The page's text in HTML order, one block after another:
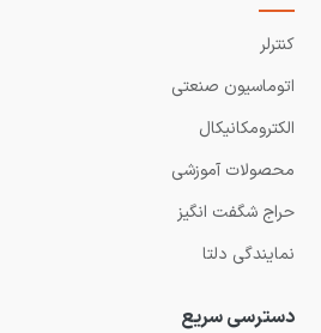
کنترلر
اتوماسیون صنعتی
الکترومکانیکال
محصولات آموزشی
حراج شگفت انگیز
نمایندگی دلتا
دسترسی سریع